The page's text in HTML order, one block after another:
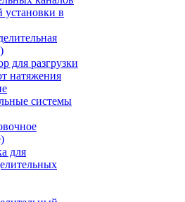
установки в
для разгрузки
натяжения
системы
для